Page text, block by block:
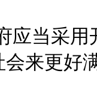
当采用
来更好